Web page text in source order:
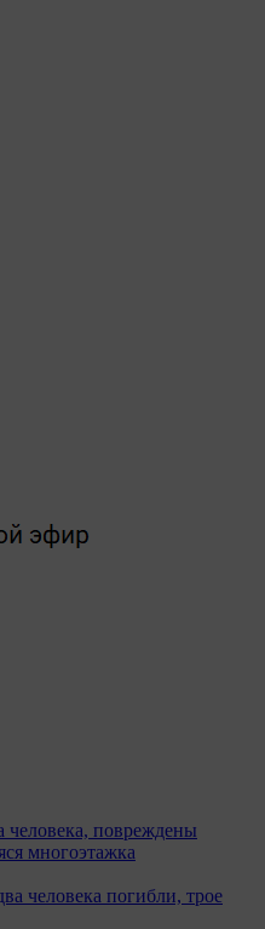
повреждены
многоэтажка
человека погибли, трое